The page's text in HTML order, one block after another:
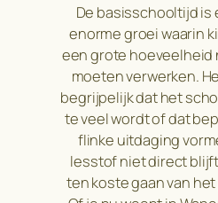
De basisschooltijd is
enorme groei waarin
een grote hoeveelheid
moeten verwerken.
begrijpelijk dat het
te veel wordt of dat
flinke uitdaging
lesstof niet direct
ten koste gaan van